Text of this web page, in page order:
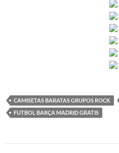
CAMISETAS BARATAS GRUPOS ROCK
FUTBOL BARÇA MADRID GRATIS